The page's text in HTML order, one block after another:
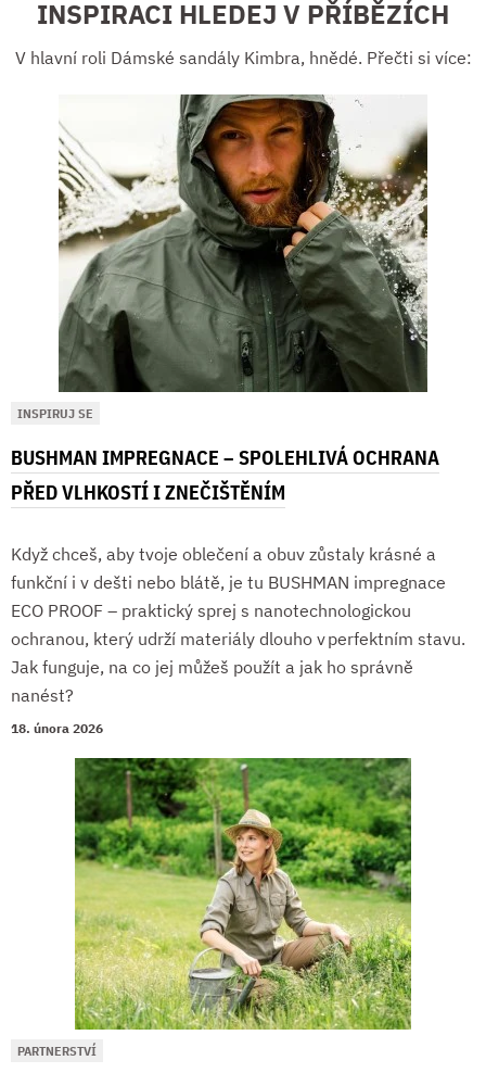
INSPIRACI HLEDEJ V PŘÍBĚZÍCH
V hlavní roli Dámské sandály Kimbra, hnědé. Přečti si více:
INSPIRUJ SE
BUSHMAN IMPREGNACE – SPOLEHLIVÁ OCHRANA
PŘED VLHKOSTÍ I ZNEČIŠTĚNÍM
Když chceš, aby tvoje oblečení a obuv zůstaly krásné a
funkční i v dešti nebo blátě, je tu BUSHMAN impregnace
ECO PROOF – praktický sprej s nanotechnologickou
ochranou, který udrží materiály dlouho v perfektním stavu.
Jak funguje, na co jej můžeš použít a jak ho správně
nanést?
18. února 2026
PARTNERSTVÍ